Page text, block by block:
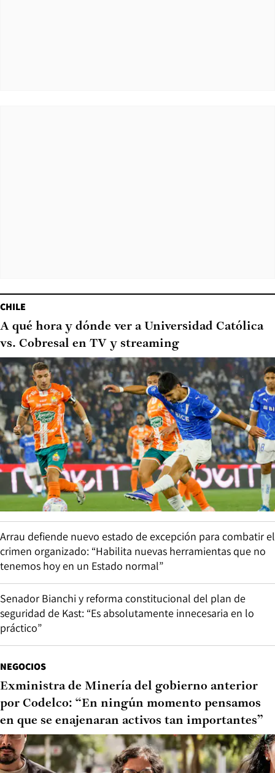
CHILE
A qué hora y dónde ver a Universidad Católica
vs. Cobresal en TV y streaming
Arrau defiende nuevo estado de excepción para combatir el
crimen organizado: “Habilita nuevas herramientas que no
tenemos hoy en un Estado normal”
Senador Bianchi y reforma constitucional del plan de
seguridad de Kast: “Es absolutamente innecesaria en lo
práctico”
NEGOCIOS
Exministra de Minería del gobierno anterior
por Codelco: “En ningún momento pensamos
en que se enajenaran activos tan importantes”